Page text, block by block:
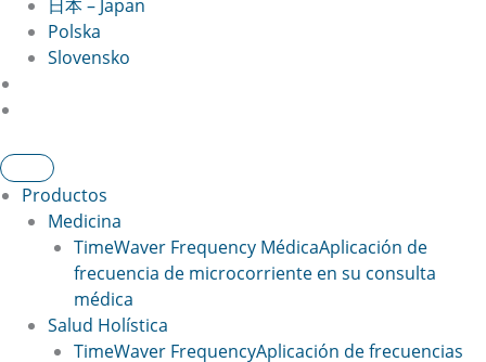
日本 – Japan
Polska
Slovensko
Productos
Medicina
TimeWaver Frequency MédicaAplicación de
frecuencia de microcorriente en su consulta
médica
Salud Holística
TimeWaver FrequencyAplicación de frecuencias